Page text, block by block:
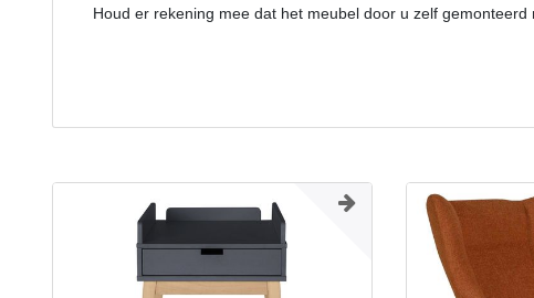
Houd er rekening mee dat het meubel door u zelf gemonteerd